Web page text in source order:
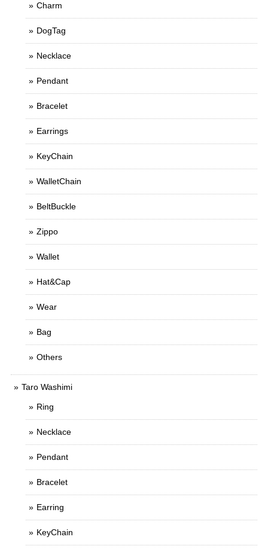
Charm
DogTag
Necklace
Pendant
Bracelet
Earrings
KeyChain
WalletChain
BeltBuckle
Zippo
Wallet
Hat&Cap
Wear
Bag
Others
Taro Washimi
Ring
Necklace
Pendant
Bracelet
Earring
KeyChain